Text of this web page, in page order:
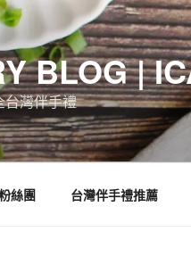
BLOG |
台灣伴手禮
絲團 台灣伴手禮推薦